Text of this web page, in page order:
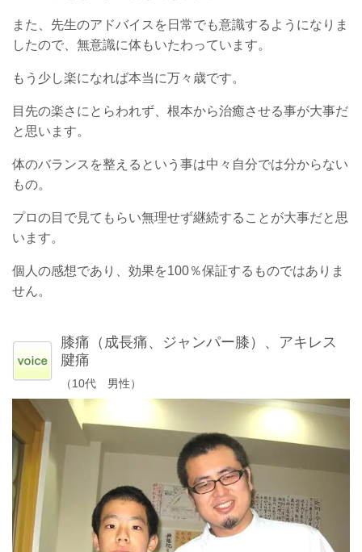
また、先生のアドバイスを日常でも意識するようになりま
したので、無意識に体もいたわっています。
もう少し楽になれば本当に万々歳です。
目先の楽さにとらわれず、根本から治癒させる事が大事だ
と思います。
体のバランスを整えるという事は中々自分では分からない
もの。
プロの目で見てもらい無理せず継続することが大事だと思
います。
個人の感想であり、効果を100％保証するものではありま
せん。
膝痛（成長痛、ジャンパー膝）、アキレス
腱痛
（10代 男性）